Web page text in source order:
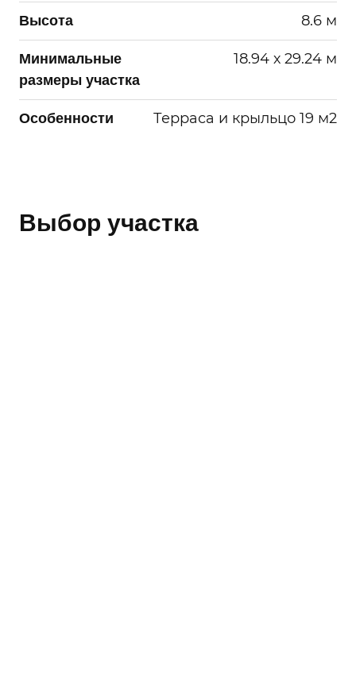
Высота 8.6 м
Минимальные
размеры участка
18.94 х 29.24 м
Особенности Терраса и крыльцо 19 м2
Выбор участка
или в течение сроков хранения
информации установленных РФ.